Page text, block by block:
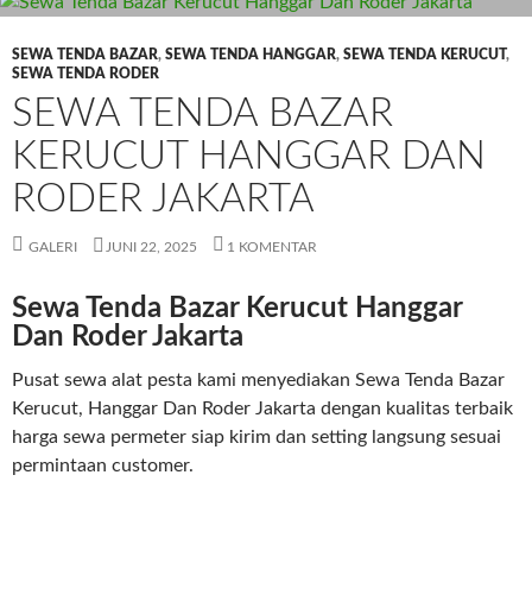
SEWA TENDA BAZAR, SEWA TENDA HANGGAR, SEWA TENDA KERUCUT,
SEWA TENDA RODER
SEWA TENDA BAZAR
KERUCUT HANGGAR DAN
RODER JAKARTA
GALERI JUNI 22, 2025 1 KOMENTAR
Sewa Tenda Bazar Kerucut Hanggar
Dan Roder Jakarta
Pusat sewa alat pesta kami menyediakan Sewa Tenda Bazar
Kerucut, Hanggar Dan Roder Jakarta dengan kualitas terbaik
harga sewa permeter siap kirim dan setting langsung sesuai
permintaan customer.